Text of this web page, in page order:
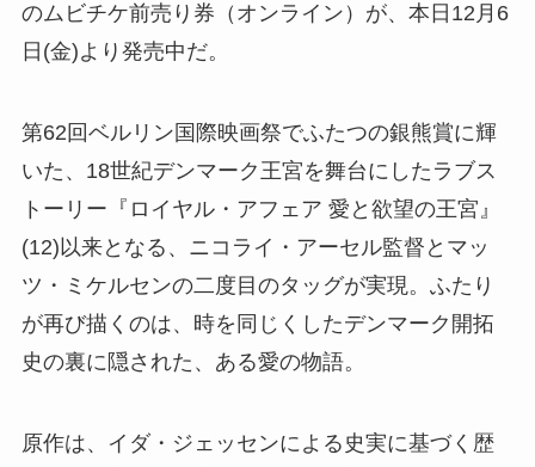
のムビチケ前売り券（オンライン）が、本日12月6
日(金)より発売中だ。
第62回ベルリン国際映画祭でふたつの銀熊賞に輝
いた、18世紀デンマーク王宮を舞台にしたラブス
トーリー『ロイヤル・アフェア 愛と欲望の王宮』
(12)以来となる、ニコライ・アーセル監督とマッ
ツ・ミケルセンの二度目のタッグが実現。ふたり
が再び描くのは、時を同じくしたデンマーク開拓
史の裏に隠された、ある愛の物語。
原作は、イダ・ジェッセンによる史実に基づく歴